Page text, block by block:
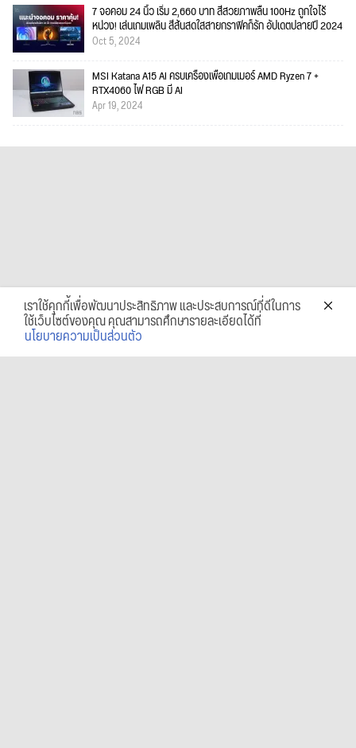
7 จอคอม 24 นิ้ว เริ่ม 2,660 บาท สีสวยภาพลื่น 100Hz ถูกใจไร้
หน่วง! เล่นเกมเพลิน สีสันสดใสสายกราฟิคก็รัก อัปเดตปลายปี 2024
Oct 5, 2024
MSI Katana A15 AI ครบเครื่องเพื่อเกมเมอร์ AMD Ryzen 7 +
RTX4060 ไฟ RGB มี AI
Apr 19, 2024
เราใช้คุกกี้เพื่อพัฒนาประสิทธิภาพ และประสบการณ์ที่ดีในการ
ใช้เว็บไซต์ของคุณ คุณสามารถศึกษารายละเอียดได้ที่
นโยบายความเป็นส่วนตัว